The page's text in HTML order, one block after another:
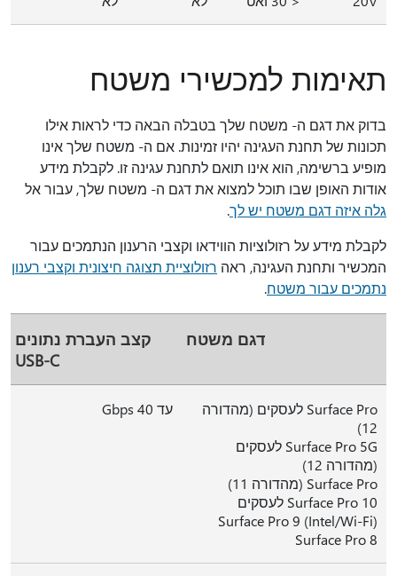
תאימות למכשירי משטח
בדוק את דגם ה- משטח שלך בטבלה הבאה כדי לראות אילו
תכונות של תחנת העגינה יהיו זמינות. אם ה- משטח שלך אינו
מופיע ברשימה, הוא אינו תואם לתחנת עגינה זו. לקבלת מידע
אודות האופן שבו תוכל למצוא את דגם ה- משטח שלך, עבור אל
גלה איזה דגם משטח יש לך.
לקבלת מידע על רזולוציות הווידאו וקצבי הרענון הנתמכים עבור
המכשיר ותחנת העגינה, ראה רזולוציית תצוגה חיצונית וקצבי רענון
נתמכים עבור משטח.
דגם משטח
קצב העברת נתונים
USB-C
Surface Pro לעסקים (מהדורה
12)
Surface Pro 5G לעסקים
(מהדורה 12)
Surface Pro (מהדורה 11)
Surface Pro 10 לעסקים
Surface Pro 9 (Intel/Wi-Fi)
Surface Pro 8
עד 40 Gbps